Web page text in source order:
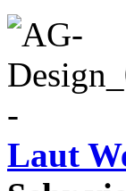
-
Laut